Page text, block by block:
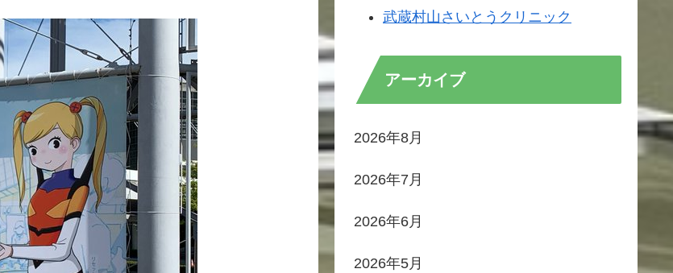
武蔵村山さいとうクリニック
アーカイブ
2026年8月
2026年7月
2026年6月
2026年5月